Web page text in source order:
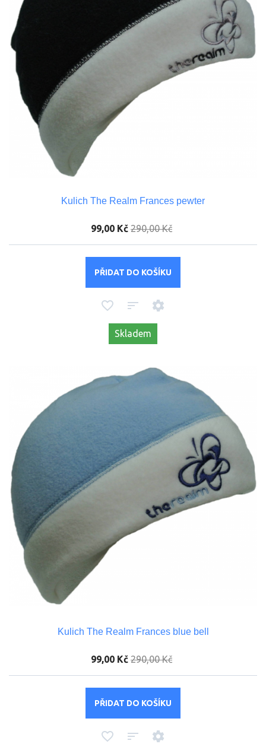
Kulich The Realm Frances pewter
99,00 Kč 290,00 Kč
PŘIDAT DO KOŠÍKU
Skladem
Kulich The Realm Frances blue bell
99,00 Kč 290,00 Kč
PŘIDAT DO KOŠÍKU